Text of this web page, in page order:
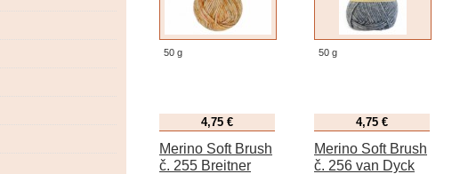
50 g
4,75 €
50 g
4,75 €
Merino Soft Brush
č. 255 Breitner
Merino Soft Brush
č. 256 van Dyck